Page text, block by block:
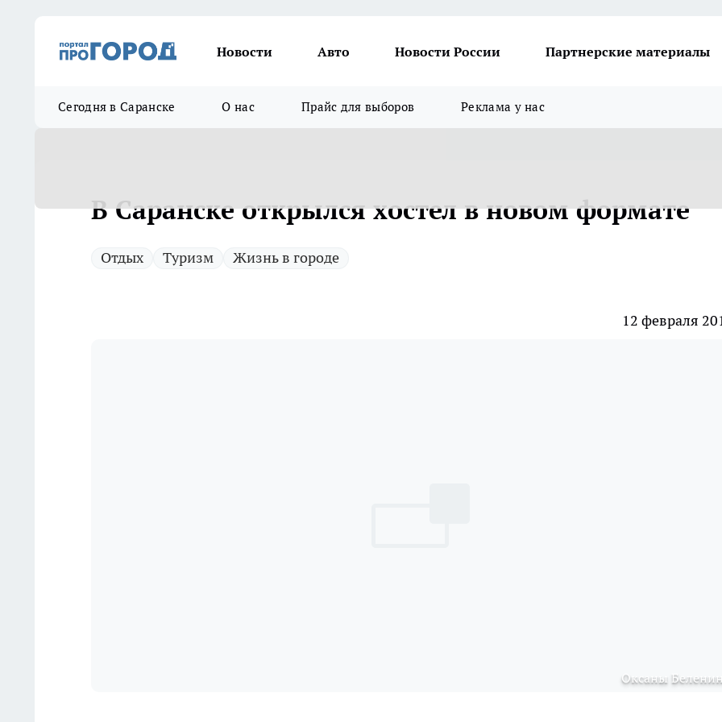
Новости Авто Новости России Партнерские материалы
Сегодня в Саранске О нас Прайс для выборов Реклама у нас
В Саранске открылся хостел в новом формате
Отдых Туризм Жизнь в городе
12 февраля
Оксаны